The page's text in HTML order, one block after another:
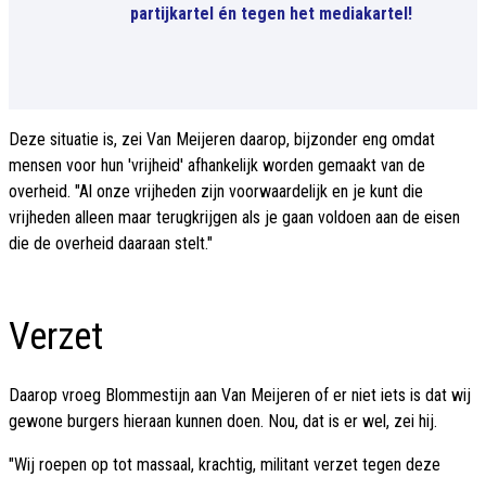
partijkartel én tegen het mediakartel!
Deze situatie is, zei Van Meijeren daarop, bijzonder eng omdat
mensen voor hun 'vrijheid' afhankelijk worden gemaakt van de
overheid. "Al onze vrijheden zijn voorwaardelijk en je kunt die
vrijheden alleen maar terugkrijgen als je gaan voldoen aan de eisen
die de overheid daaraan stelt."
Verzet
Daarop vroeg Blommestijn aan Van Meijeren of er niet iets is dat wij
gewone burgers hieraan kunnen doen. Nou, dat is er wel, zei hij.
"Wij roepen op tot massaal, krachtig, militant verzet tegen deze